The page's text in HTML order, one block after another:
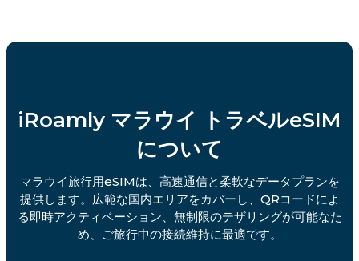
iRoamly マラウイ トラベルeSIM
について
マラウイ旅行用eSIMは、高速通信と柔軟なデータプランを
提供します。広範な国内エリアをカバーし、QRコードによ
る即時アクティベーション、無制限のテザリングが可能なた
め、ご旅行中の接続維持に最適です。